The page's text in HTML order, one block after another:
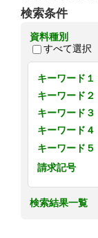
検索条件
資料種別
すべて選択
キーワード１
キーワード２
キーワード３
キーワード４
キーワード５
請求記号
検索結果一覧